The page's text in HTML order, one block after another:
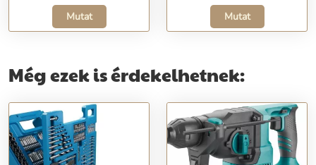
Mutat Mutat
Még ezek is érdekelhetnek: